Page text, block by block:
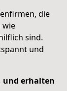
die
wie
sind.
und
und erhalten